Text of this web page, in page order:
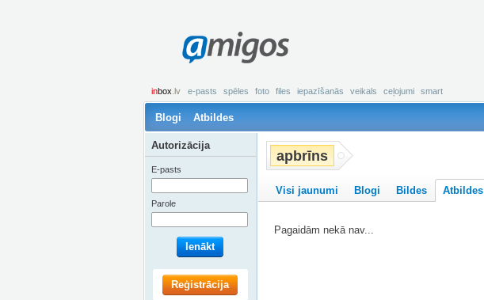
amigos
inbox .lv e-pasts spēles foto files iepazīšanās veikals ceļojumi smart
Blogi Atbildes
apbrīns
Visi jaunumi Blogi Bildes Atbildes
Pagaidām nekā nav...
Autorizācija
E-pasts
Parole
Ienākt
Reģistrācija